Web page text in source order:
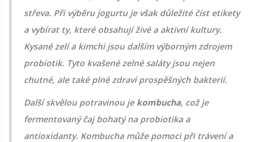
střeva. Při výběru jogurtu je však důležité číst etikety
a vybírat ty, které obsahují živé a aktivní kultury.
Kysané zelí a kimchi jsou dalším výborným zdrojem
probiotik. Tyto kvašené zelné saláty jsou nejen
chutné, ale také plné zdraví prospěšných bakterií.
Další skvělou potravinou je kombucha, což je
fermentovaný čaj bohatý na probiotika a
antioxidanty. Kombucha může pomoci při trávení a